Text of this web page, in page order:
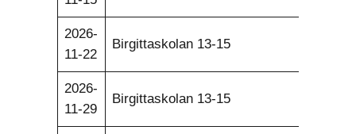
2026-
11-22
Birgittaskolan 13-15
2026-
11-29
Birgittaskolan 13-15